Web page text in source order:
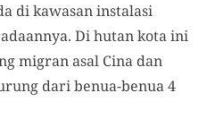
di kawasan instalasi
Di hutan kota ini
migran asal Cina dan
dari benua-benua 4